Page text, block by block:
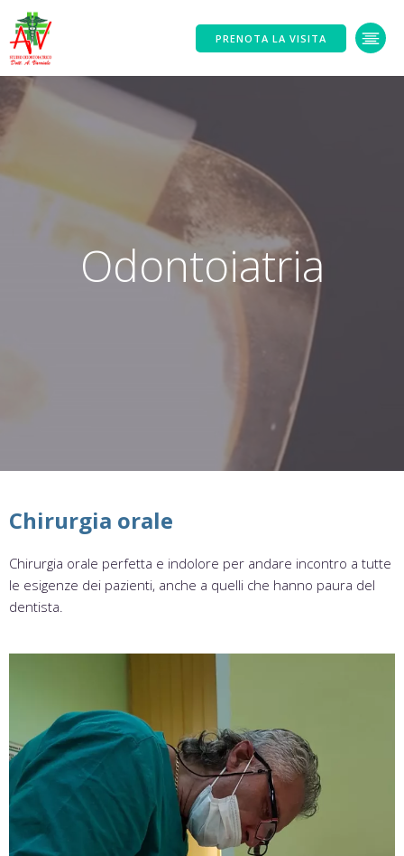
PRENOTA LA VISITA
Odontoiatria
Chirurgia orale
Chirurgia orale perfetta e indolore per andare incontro a tutte
le esigenze dei pazienti, anche a quelli che hanno paura del
dentista.